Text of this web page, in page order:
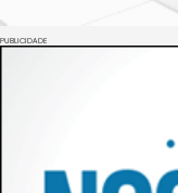
PUBLICIDADE